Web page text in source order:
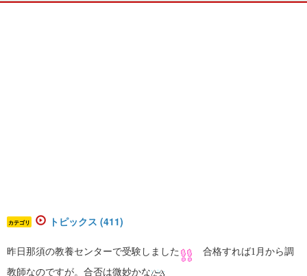
カテゴリ トピックス (411)
昨日那須の教養センターで受験しました
合格すれば1月から調
教師なのですが。合否は微妙かな